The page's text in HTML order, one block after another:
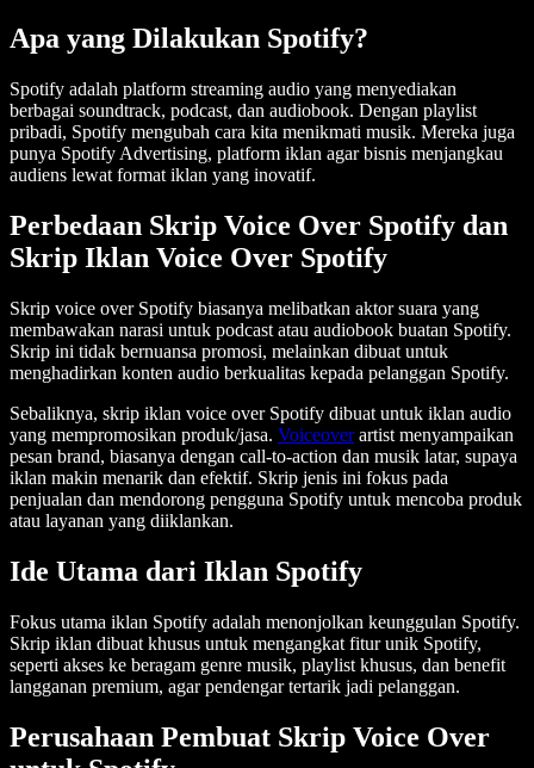
Apa yang Dilakukan Spotify?
Spotify adalah platform streaming audio yang menyediakan
berbagai soundtrack, podcast, dan audiobook. Dengan playlist
pribadi, Spotify mengubah cara kita menikmati musik. Mereka juga
punya Spotify Advertising, platform iklan agar bisnis menjangkau
audiens lewat format iklan yang inovatif.
Perbedaan Skrip Voice Over Spotify dan
Skrip Iklan Voice Over Spotify
Skrip voice over Spotify biasanya melibatkan aktor suara yang
membawakan narasi untuk podcast atau audiobook buatan Spotify.
Skrip ini tidak bernuansa promosi, melainkan dibuat untuk
menghadirkan konten audio berkualitas kepada pelanggan Spotify.
Sebaliknya, skrip iklan voice over Spotify dibuat untuk iklan audio
yang mempromosikan produk/jasa. Voiceoverartist menyampaikan
pesan brand, biasanya dengan call-to-action dan musik latar, supaya
iklan makin menarik dan efektif. Skrip jenis ini fokus pada
penjualan dan mendorong pengguna Spotify untuk mencoba produk
atau layanan yang diiklankan.
Ide Utama dari Iklan Spotify
Fokus utama iklan Spotify adalah menonjolkan keunggulan Spotify.
Skrip iklan dibuat khusus untuk mengangkat fitur unik Spotify,
seperti akses ke beragam genre musik, playlist khusus, dan benefit
langganan premium, agar pendengar tertarik jadi pelanggan.
Perusahaan Pembuat Skrip Voice Over